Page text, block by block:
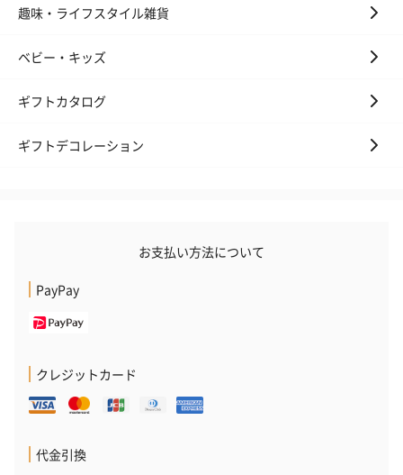
いぶりがっことチーズ
しょっつるナ
趣味・ライフスタイル雑貨
ベビー・キッズ
ギフトカタログ
ギフトデコレーション
お支払い方法について
PayPay
クレジットカード
代金引換